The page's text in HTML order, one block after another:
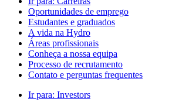
Oportunidades de emprego
Estudantes e graduados
A vida na Hydro
Áreas profissionais
Conheça a nossa equipa
Processo de recrutamento
Contato e perguntas frequentes
Ir para: Investors